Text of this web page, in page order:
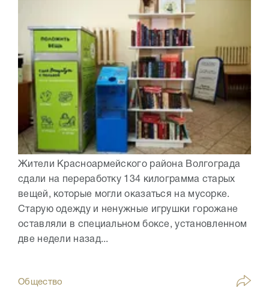
Жители Красноармейского района Волгограда
сдали на переработку 134 килограмма старых
вещей, которые могли оказаться на мусорке.
Старую одежду и ненужные игрушки горожане
оставляли в специальном боксе, установленном
две недели назад...
Общество